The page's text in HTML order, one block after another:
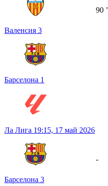
Валенсия 3
Барселона 1
90 ʼ
Ла Лига 19:15, 17 май 2026
Барселона 3
-